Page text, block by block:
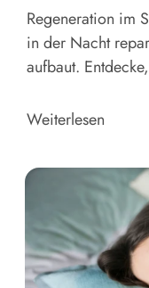
Regeneration im
in der Nacht
aufbaut.
Weiterlesen